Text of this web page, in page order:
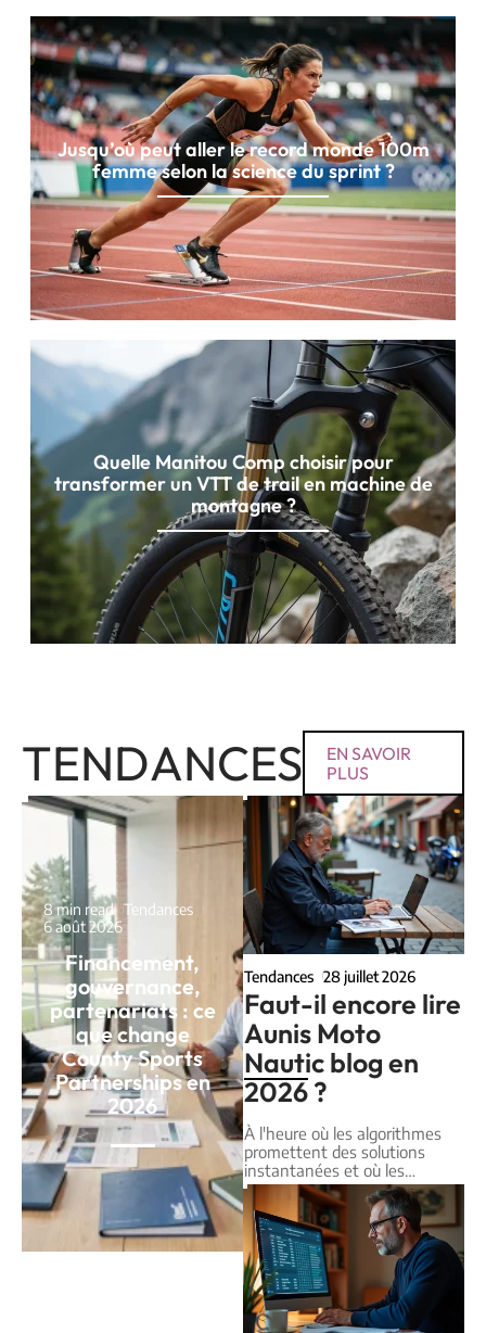
Jusqu’où peut aller le record monde 100m
femme selon la science du sprint ?
Quelle Manitou Comp choisir pour
transformer un VTT de trail en machine de
montagne ?
TENDANCES
EN SAVOIR
PLUS
8 min read Tendances
6 août 2026
Financement,
gouvernance,
partenariats : ce
que change
County Sports
Partnerships en
2026
Tendances 28 juillet 2026
Faut-il encore lire
Aunis Moto
Nautic blog en
2026 ?
À l'heure où les algorithmes
promettent des solutions
instantanées et où les…